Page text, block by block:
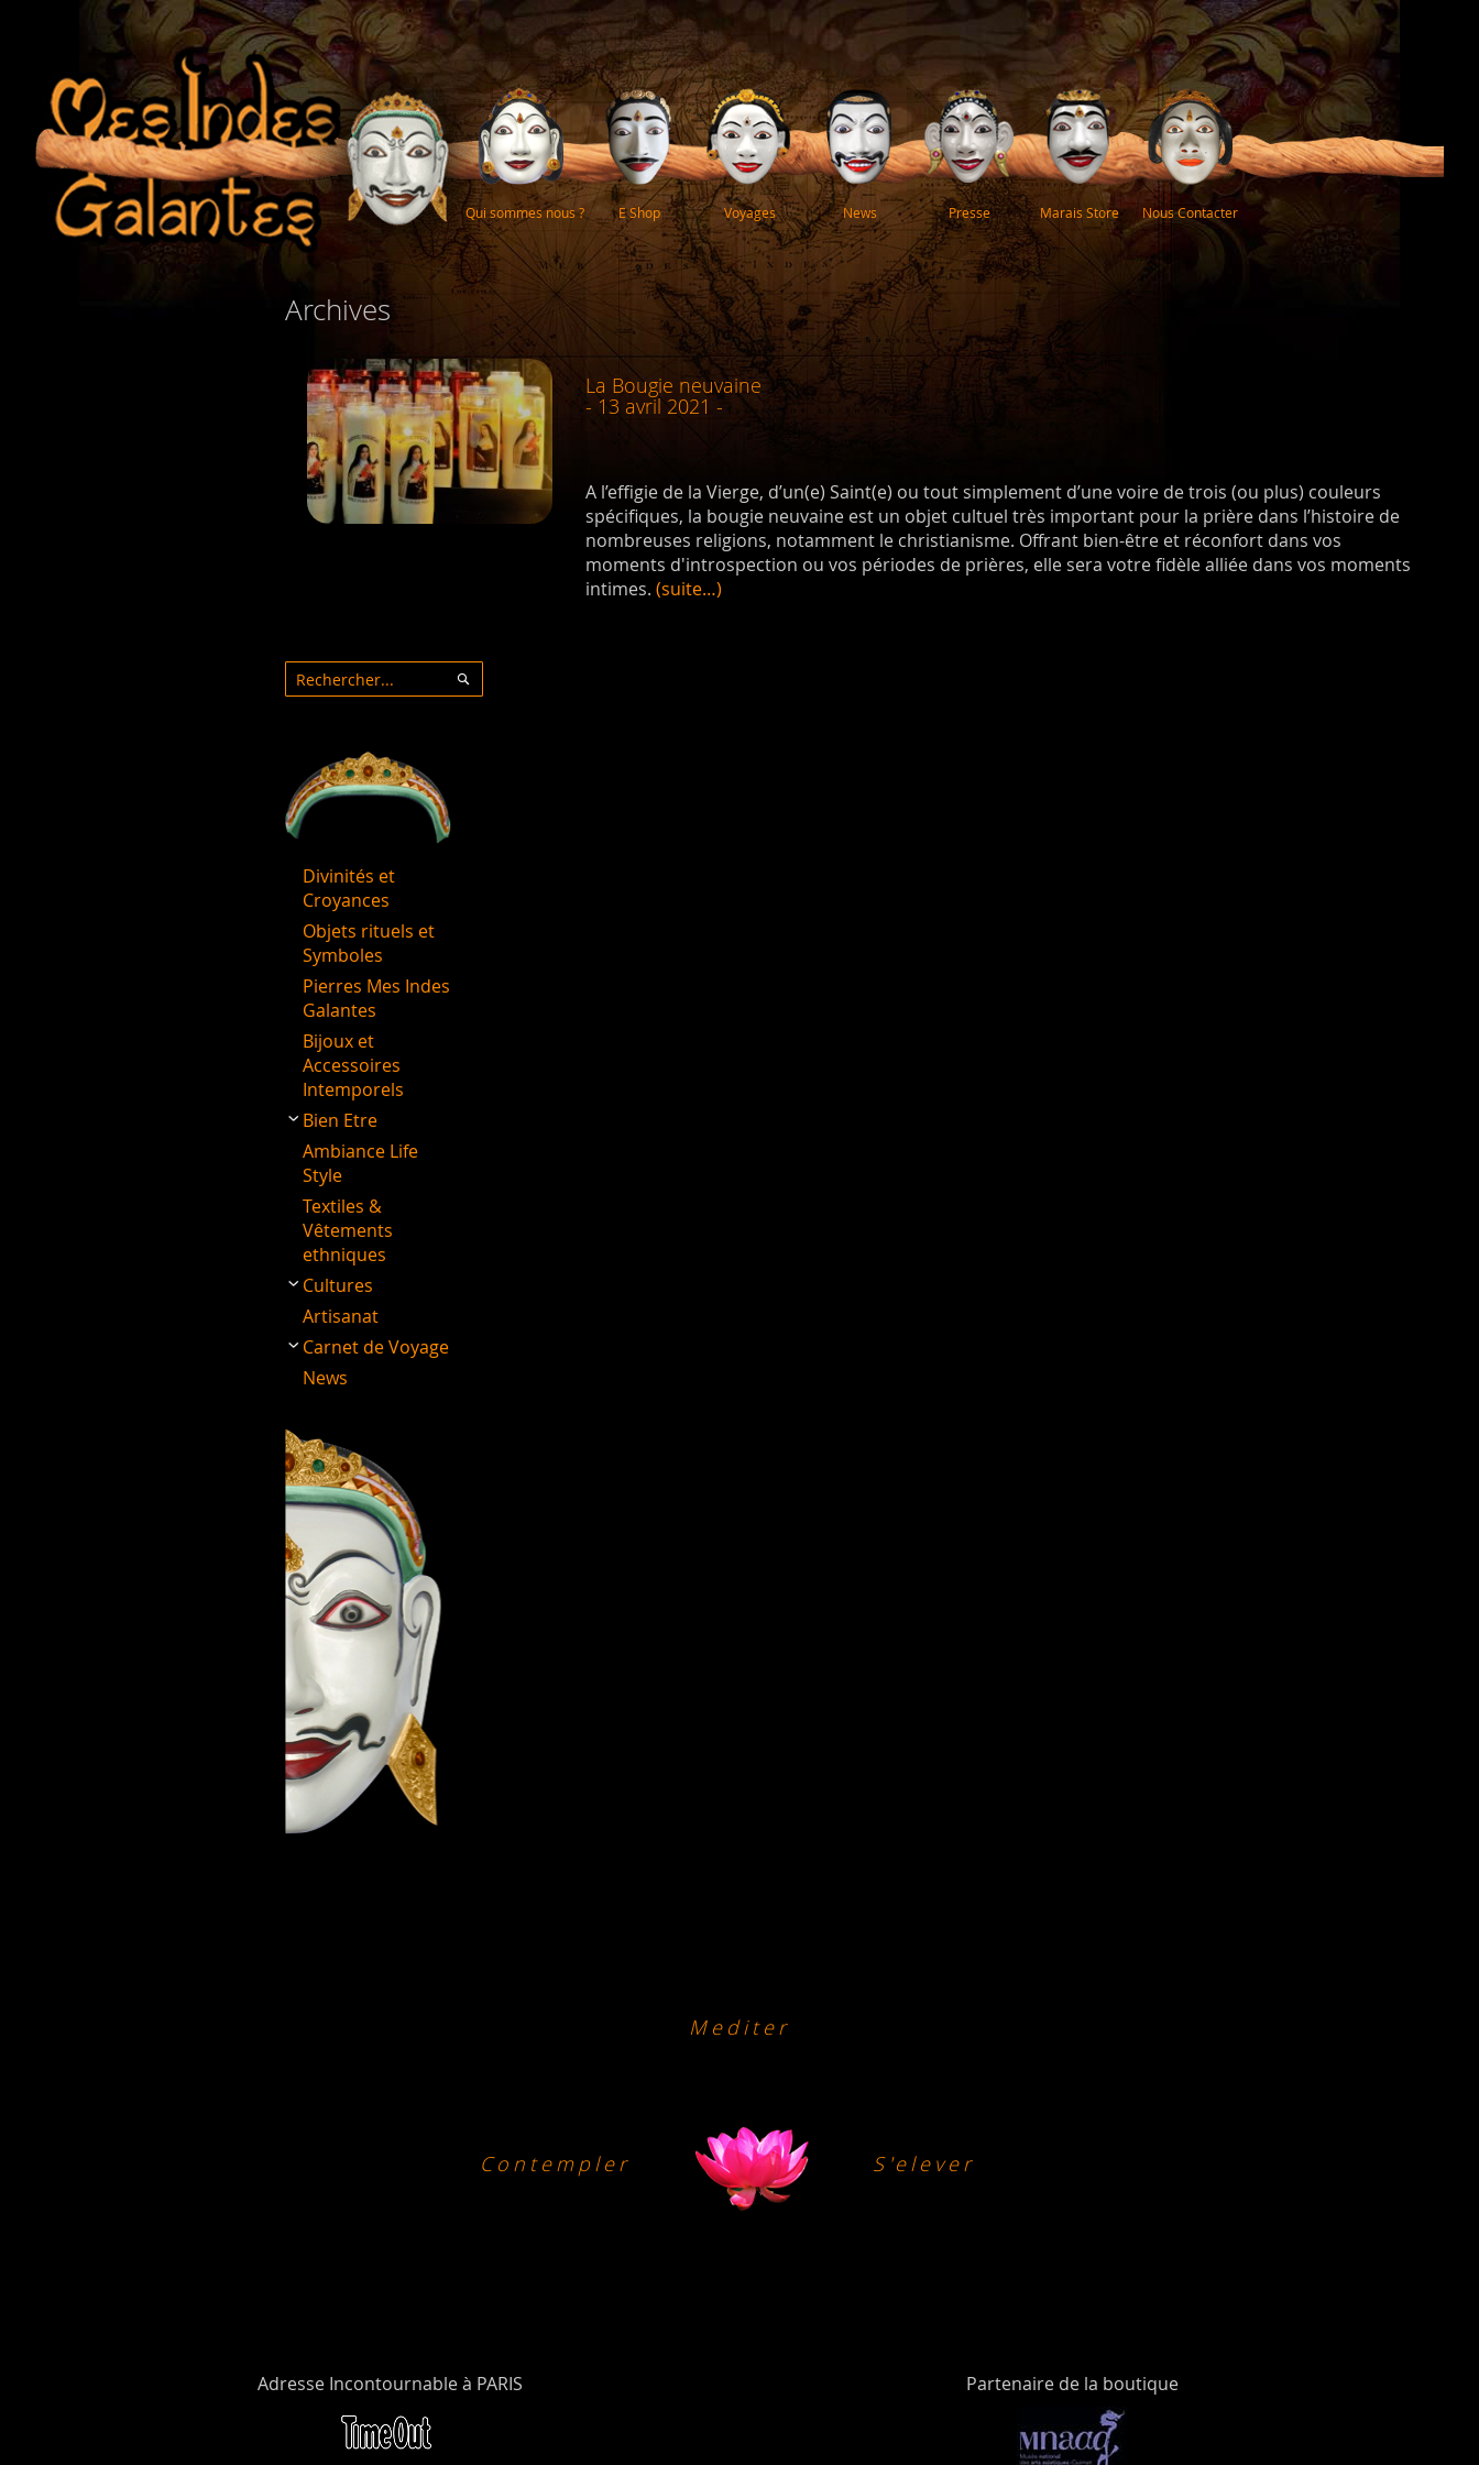
Qui sommes nous ? E Shop Voyages News Presse Marais Store Nous Contacter
Archives
La Bougie neuvaine
- 13 avril 2021 -
A l’effigie de la Vierge, d’un(e) Saint(e) ou tout simplement d’une voire de trois (ou plus) couleurs
spécifiques, la bougie neuvaine est un objet cultuel très important pour la prière dans l’histoire de
nombreuses religions, notamment le christianisme. Offrant bien-être et réconfort dans vos
moments d'introspection ou vos périodes de prières, elle sera votre fidèle alliée dans vos moments
intimes. (suite…)
Rechercher
Divinités et
Croyances
Objets rituels et
Symboles
Pierres Mes Indes
Galantes
Bijoux et
Accessoires
Intemporels
Bien Etre
Ambiance Life
Style
Textiles &
Vêtements
ethniques
Cultures
Artisanat
Carnet de Voyage
News
Mediter
Contempler S'elever
Adresse Incontournable à PARIS Partenaire de la boutique